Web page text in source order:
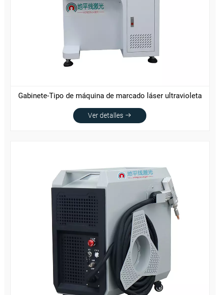
Gabinete-Tipo de máquina de marcado láser ultravioleta
Ver detalles